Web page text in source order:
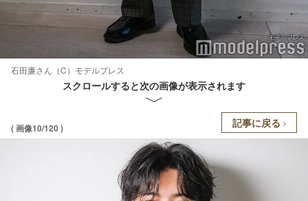
石田廉さん（C）モデルプレス
スクロールすると次の画像が表示されます
( 画像10/120 ) 記事に戻る